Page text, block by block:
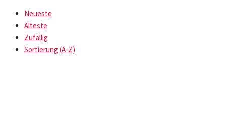
Neueste
Älteste
Zufällig
Sortierung (A-Z)